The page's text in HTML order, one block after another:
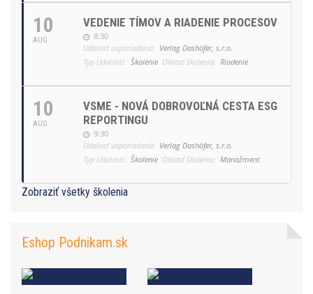
10
AUG
VEDENIE TÍMOV A RIADENIE PROCESOV
8:30
Udalosť usporiadaná: Verlag Dashöfer, s.r.o.
Typ Udalosti: Školenie Oblasť školenia: Riadenie
10
AUG
VSME - NOVÁ DOBROVOĽNÁ CESTA ESG
REPORTINGU
9:30
Udalosť usporiadaná: Verlag Dashöfer, s.r.o.
Typ Udalosti: Školenie Oblasť školenia: Manažment
Zobraziť všetky školenia
Eshop Podnikam.sk